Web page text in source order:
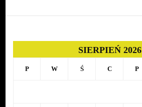
SIERPIEŃ 2026
P W Ś C P